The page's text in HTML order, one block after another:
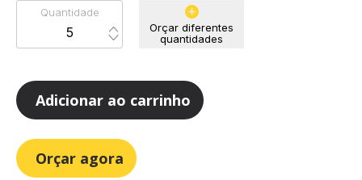
Quantidade
Orçar diferentes
quantidades
Adicionar ao carrinho
Orçar agora